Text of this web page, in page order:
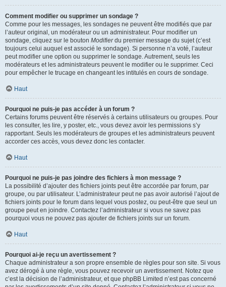
Comment modifier ou supprimer un sondage ?
Comme pour les messages, les sondages ne peuvent être modifiés que par
l’auteur original, un modérateur ou un administrateur. Pour modifier un
sondage, cliquez sur le bouton Modifierdu premier message du sujet (c’est
toujours celui auquel est associé le sondage). Si personne n’a voté, l’auteur
peut modifier une option ou supprimer le sondage. Autrement, seuls les
modérateurs et les administrateurs peuvent le modifier ou le supprimer. Ceci
pour empêcher le trucage en changeant les intitulés en cours de sondage.
Haut
Pourquoi ne puis-je pas accéder à un forum ?
Certains forums peuvent être réservés à certains utilisateurs ou groupes. Pour
les consulter, les lire, y poster, etc., vous devez avoir les permissions s’y
rapportant. Seuls les modérateurs de groupes et les administrateurs peuvent
accorder ces accès, vous devez donc les contacter.
Haut
Pourquoi ne puis-je pas joindre des fichiers à mon message ?
La possibilité d’ajouter des fichiers joints peut être accordée par forum, par
groupe, ou par utilisateur. L’administrateur peut ne pas avoir autorisé l’ajout de
fichiers joints pour le forum dans lequel vous postez, ou peut-être que seul un
groupe peut en joindre. Contactez l’administrateur si vous ne savez pas
pourquoi vous ne pouvez pas ajouter de fichiers joints sur un forum.
Haut
Pourquoi ai-je reçu un avertissement ?
Chaque administrateur a son propre ensemble de règles pour son site. Si vous
avez dérogé à une règle, vous pouvez recevoir un avertissement. Notez que
c’est la décision de l’administrateur, et que phpBB Limited n’est pas concerné